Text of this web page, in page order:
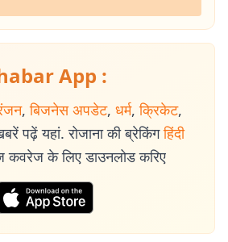
App :
, बिजनेस अपडेट, धर्म, क्रिकेट,
पढ़ें यहां. रोजाना की ब्रेकिंग हिंदी
कवरेज के लिए डाउनलोड करिए